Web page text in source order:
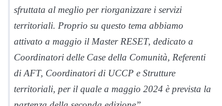
sfruttata al meglio per riorganizzare i servizi
territoriali. Proprio su questo tema abbiamo
attivato a maggio il Master RESET, dedicato a
Coordinatori delle Case della Comunità, Referenti
di AFT, Coordinatori di UCCP e Strutture
territoriali, per il quale a maggio 2024 è prevista la